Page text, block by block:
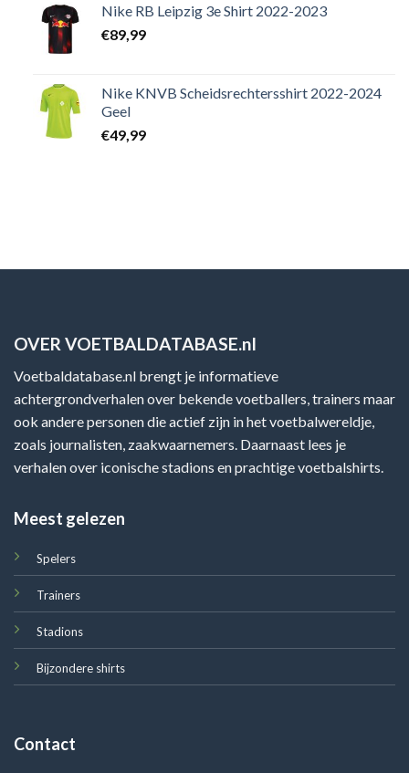
Nike RB Leipzig 3e Shirt 2022-2023
€89,99
Nike KNVB Scheidsrechtersshirt 2022-2024
Geel
€49,99
OVER VOETBALDATABASE.nl
Voetbaldatabase.nl brengt je informatieve
achtergrondverhalen over bekende voetballers, trainers maar
ook andere personen die actief zijn in het voetbalwereldje,
zoals journalisten, zaakwaarnemers. Daarnaast lees je
verhalen over iconische stadions en prachtige voetbalshirts.
Meest gelezen
Spelers
Trainers
Stadions
Bijzondere shirts
Contact